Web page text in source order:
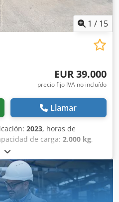
1 / 15
EUR 39.000
precio fijo IVA no incluído
Llamar
2023, horas de
de carga: 2.000 kg,
, altura total:
total:1.520 mm,
cuatro ruedas, Año de
3.635 kg PBV: 5.635 kg
litros Dedpfexqficjx Afzowa